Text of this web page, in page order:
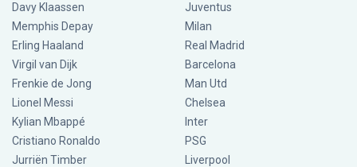
Davy Klaassen
Memphis Depay
Erling Haaland
Virgil van Dijk
Frenkie de Jong
Lionel Messi
Kylian Mbappé
Cristiano Ronaldo
Jurriën Timber
Juventus
Milan
Real Madrid
Barcelona
Man Utd
Chelsea
Inter
PSG
Liverpool